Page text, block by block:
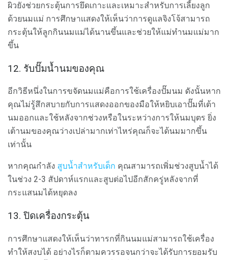
ผิวยังช่วยกระตุ้นการยึดเกาะและเหมาะสำหรับการเลี้ยงลูก
ด้วยนมแม่ การศึกษาแสดงให้เห็นว่าการดูแลจิงโจ้สามารถ
กระตุ้นให้ลูกกินนมแม่ได้นานขึ้นและช่วยให้แม่ทำนมแม่มาก
ขึ้น
12. รับปั๊มน้ำนมของคุณ
อีกวิธีหนึ่งในการขจัดนมแม่คือการใช้เครื่องปั๊มนม ดังนั้นหาก
คุณไม่รู้สึกสบายกับการแสดงออกของมือให้หยิบเอาปั๊มที่เต้า
นมออกและใช้หลังจากช่วงหรือในระหว่างการให้นมบุตร ยิ่ง
เต้านมของคุณว่างเปล่ามากเท่าไหร่คุณก็จะได้นมมากขึ้น
เท่านั้น
หากคุณกำลัง สูบน้ำสำหรับเด็ก คุณสามารถเพิ่มช่วงสูบน้ำได้
ในช่วง 2-3 สัปดาห์แรกและสูบต่อไปอีกสักครู่หลังจากที่
กระแสนมได้หยุดลง
13. ปิดเครื่องกระตุ้น
การศึกษาแสดงให้เห็นว่าทารกที่กินนมแม่สามารถใช้เครื่อง
ทำให้สงบได้ อย่างไรก็ตามควรรอจนกว่าจะได้รับการยอมรับ